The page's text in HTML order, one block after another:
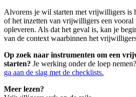
Alvorens je wil starten met vrijwilligers is
of het inzetten van vrijwilligers een vooral
opleveren. Als dat het geval is, kan je
van de context waarbinnen het
Op zoek naar instrumenten om een
starten? Je werking onder de loep nemen?
ga aan de slag met de checklists.
Meer lezen?